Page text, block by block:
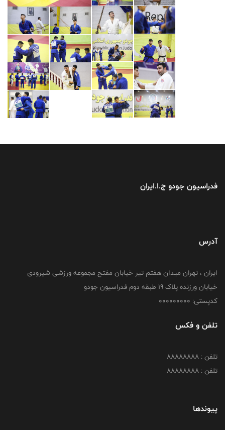
فدراسیون جودو ج.ا.ایران
آدرس
ایران ، تهران میدان هفتم تیر خیابان مفتح مجموعه ورزشی شیرودی
خیابان ورزنده پلاک ۱۹ طبقه دوم فدراسیون جودو
کدپستی: 000000000
تلفن و فکس
تلفن : 88888888
تلفن : 88888888
پیوندها